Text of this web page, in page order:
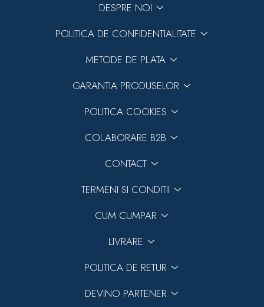
DESPRE NOI
POLITICA DE CONFIDENTIALITATE
METODE DE PLATA
GARANTIA PRODUSELOR
POLITICA COOKIES
COLABORARE B2B
CONTACT
TERMENI SI CONDITII
CUM CUMPAR
LIVRARE
POLITICA DE RETUR
DEVINO PARTENER